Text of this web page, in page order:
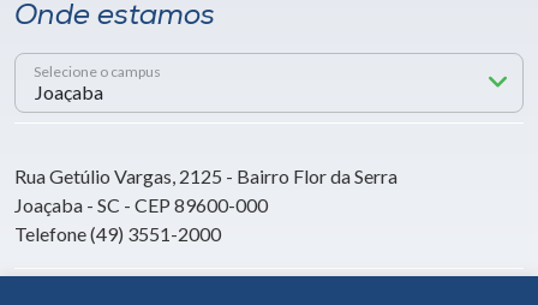
Onde estamos
Selecione o campus
Rua Getúlio Vargas, 2125 - Bairro Flor da Serra
Joaçaba - SC - CEP 89600-000
Telefone (49) 3551-2000